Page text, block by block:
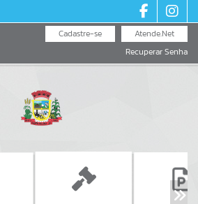
Atende.Net
Cadastre-se
Recuperar Senha